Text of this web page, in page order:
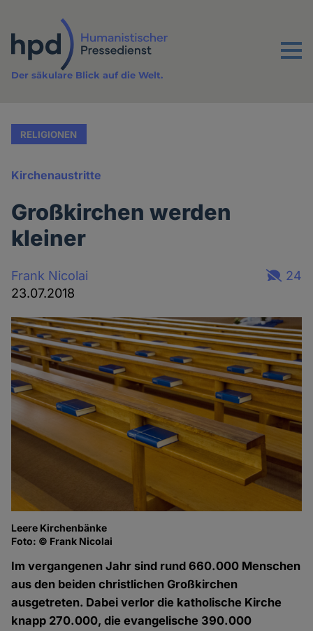
Inhalt
Menu
Der säkulare Blick auf die Welt.
RELIGIONEN
Kirchenaustritte
Großkirchen werden
kleiner
Frank Nicolai
23.07.2018
24
Leere Kirchenbänke
Foto: © Frank Nicolai
Im vergangenen Jahr sind rund 660.000 Menschen
aus den beiden christlichen Großkirchen
ausgetreten. Dabei verlor die katholische Kirche
knapp 270.000, die evangelische 390.000